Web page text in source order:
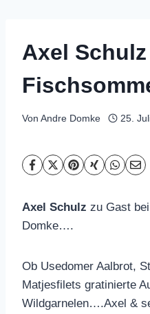
Axel
Von Andre Domke 25.
Axel Schulz zu Gast
Domke….
Ob Usedomer Aalbrot,
Matjesfilets gratinierte
Wildgarnelen….Axel &